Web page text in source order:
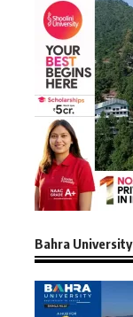
Bahra University